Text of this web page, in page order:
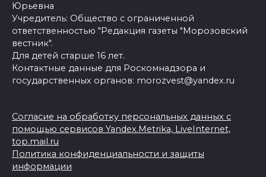
Юрьевна
Учредитель: Общество с ограниченной
ответственностью "Редакция газеты "Морозовский
вестник".
Для детей старше 16 лет.
Контактные данные для Роскомнадзора и
государственных органов: morozvest@yandex.ru
Согласие на обработку персональных данных с
помощью сервисов Yandex.Metrika, LiveInternet,
top.mail.ru
Политика конфиденциальности и защиты
информации